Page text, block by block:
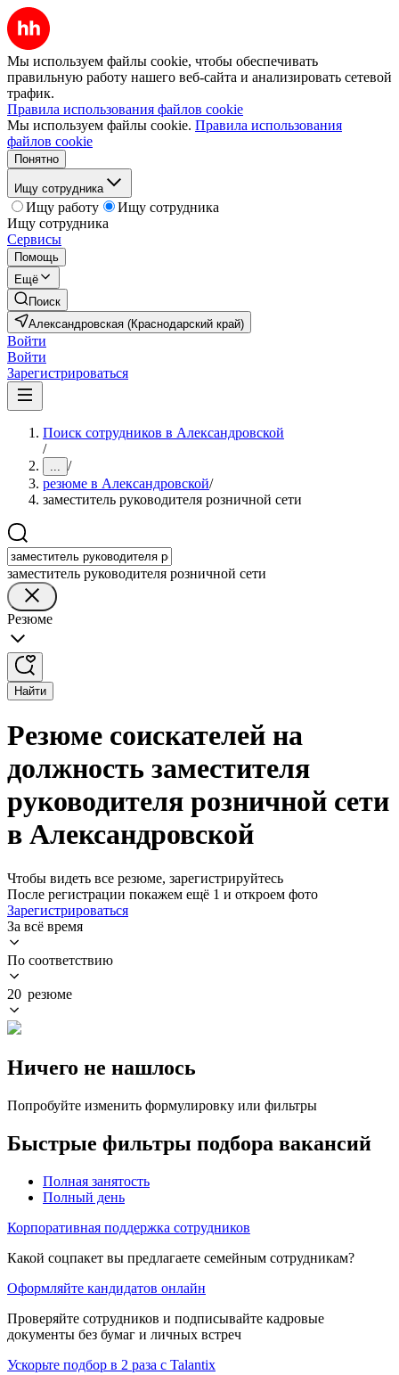
Мы используем файлы cookie, чтобы обеспечивать
правильную работу нашего веб-сайта и анализировать сетевой
трафик.
Правила использования файлов cookie
Мы используем файлы cookie. Правила использования
файлов cookie
Понятно
Ищу сотрудника
Ищу работу
Ищу сотрудника
Ищу сотрудника
Сервисы
Помощь
Ещё
Поиск
Александровская (Краснодарский край)
Войти
Войти
Зарегистрироваться
Поиск сотрудников в Александровской
/
... /
резюме в Александровской/
заместитель руководителя розничной сети
заместитель руководителя розничной сети
Резюме
Найти
Резюме соискателей на
должность заместителя
руководителя розничной сети
в Александровской
Чтобы видеть все резюме, зарегистрируйтесь
После регистрации покажем ещё 1 и откроем фото
Зарегистрироваться
За всё время
По соответствию
20 резюме
Ничего не нашлось
Попробуйте изменить формулировку или фильтры
Быстрые фильтры подбора вакансий
Полная занятость
Полный день
Корпоративная поддержка сотрудников
Какой соцпакет вы предлагаете семейным сотрудникам?
Оформляйте кандидатов онлайн
Проверяйте сотрудников и подписывайте кадровые
документы без бумаг и личных встреч
Ускорьте подбор в 2 раза с Talantix